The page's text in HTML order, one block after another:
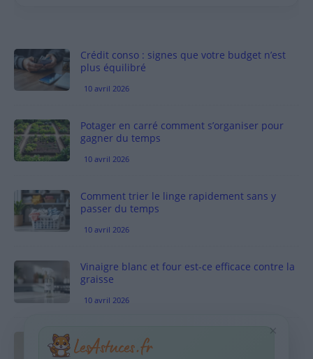
Crédit conso : signes que votre budget n’est
plus équilibré
10 avril 2026
Potager en carré comment s’organiser pour
gagner du temps
10 avril 2026
Comment trier le linge rapidement sans y
passer du temps
10 avril 2026
Vinaigre blanc et four est-ce efficace contre la
graisse
10 avril 2026
Taches pigmentaires : routine simple +
habitudes qui aident
×